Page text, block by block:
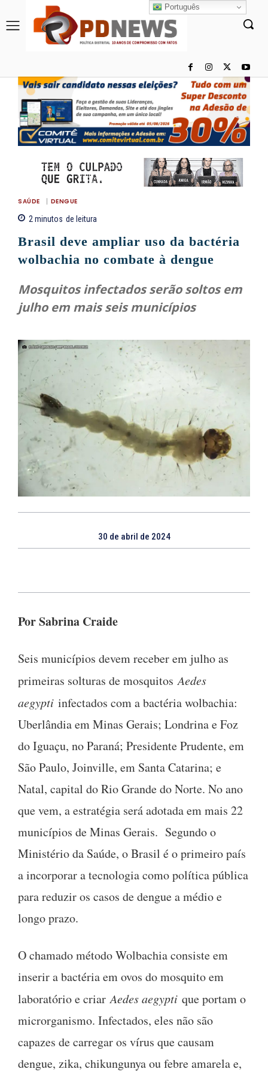
SAÚDE DENGUE
2minutos de leitura
Brasil deve ampliar uso da bactéria
wolbachia no combate à dengue
Mosquitos infectados serão soltos em
julho em mais seis municípios
30 de abril de 2024
Por Sabrina Craide
Seis municípios devem receber em julho as
primeiras solturas de mosquitosAedes
aegypti infectados com a bactéria wolbachia:
Uberlândia em Minas Gerais; Londrina e Foz
do Iguaçu, no Paraná; Presidente Prudente, em
São Paulo, Joinville, em Santa Catarina; e
Natal, capital do Rio Grande do Norte. No ano
que vem, a estratégia será adotada em mais 22
municípios de Minas Gerais. Segundo o
Ministério da Saúde, o Brasil é o primeiro país
a incorporar a tecnologia como política pública
para reduzir os casos de dengue a médio e
longo prazo.
O chamado método Wolbachia consiste em
inserir a bactéria em ovos do mosquito em
laboratório e criarAedes aegypti que portam o
microrganismo. Infectados, eles não são
capazes de carregar os vírus que causam
dengue, zika, chikungunya ou febre amarela e,
Português